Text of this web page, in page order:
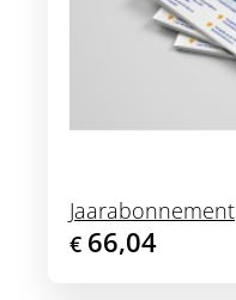
Jaarabonnement
€ 66,04